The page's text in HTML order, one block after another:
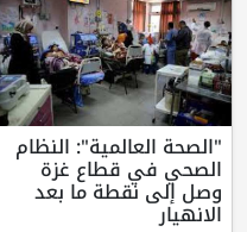
النظام
غزة
ما بعد
مخيم
منازلها